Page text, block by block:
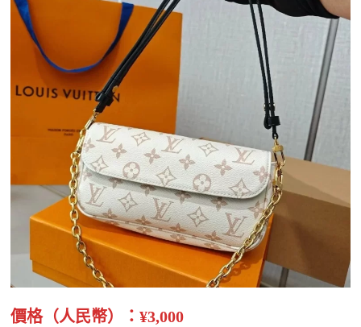
價格（人民幣）：¥3,000